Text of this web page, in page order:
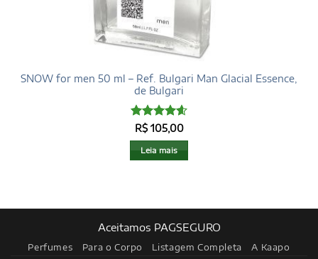
SNOW for men 50 ml – Ref. Bulgari Man Glacial Essence,
de Bulgari
Avaliação
4.6de 5
R$105,00
Leia mais
Aceitamos PAGSEGURO
Perfumes Para o Corpo Listagem Completa A Kaapo